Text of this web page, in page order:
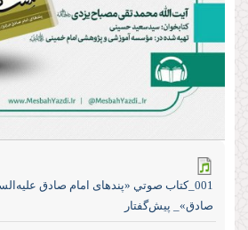
001_كتاب صوتي «پند‌های امام صادق
صادق»_ پیش‌گفتار